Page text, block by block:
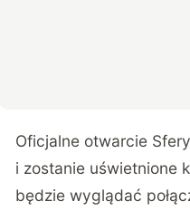
Oficjalne otwarcie
i zostanie uświetnione
będzie wyglądać